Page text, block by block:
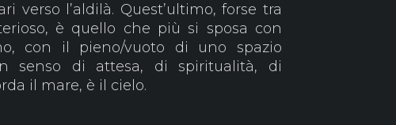
verso l’aldilà. Quest’ultimo, forse tra
è quello che più si sposa con
con il pieno/vuoto di uno spazio
senso di attesa, di spiritualità, di
il mare, è il cielo.